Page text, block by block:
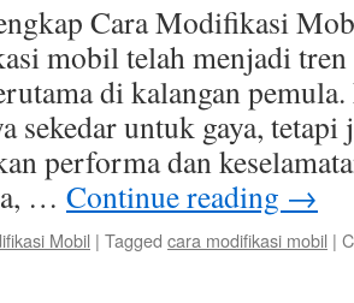
Cara Modifikasi
mobil telah menjadi tren
di kalangan
sekedar untuk gaya, tetapi
performa dan
… Continue reading →
Mobil | Tagged cara modifikasi mobil |